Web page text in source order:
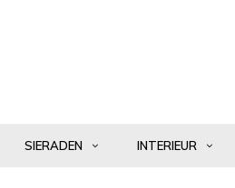
SIERADEN INTERIEUR